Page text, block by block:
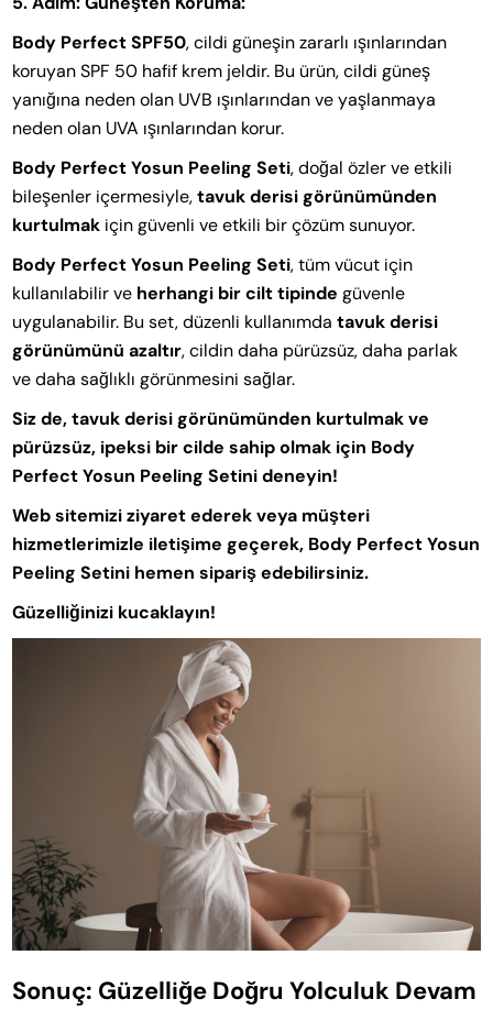
Body Perfect SPF50, cildi güneşin zararlı ışınlarından
koruyan SPF 50 hafif krem jeldir. Bu ürün, cildi güneş
yanığına neden olan UVB ışınlarından ve yaşlanmaya
neden olan UVA ışınlarından korur.
Body Perfect Yosun Peeling Seti, doğal özler ve etkili
bileşenler içermesiyle,tavuk derisi görünümünden
kurtulmak için güvenli ve etkili bir çözüm sunuyor.
Body Perfect Yosun Peeling Seti, tüm vücut için
kullanılabilir ve herhangi bir cilt tipinde güvenle
uygulanabilir. Bu set, düzenli kullanımdatavuk derisi
görünümünü azaltır, cildin daha pürüzsüz, daha parlak
ve daha sağlıklı görünmesini sağlar.
Siz de, tavuk derisi görünümünden kurtulmak ve
pürüzsüz, ipeksi bir cilde sahip olmak için Body
Perfect Yosun Peeling Setini deneyin!
Web sitemizi ziyaret ederek veya müşteri
hizmetlerimizle iletişime geçerek, Body Perfect Yosun
Peeling Setini hemen sipariş edebilirsiniz.
Güzelliğinizi kucaklayın!
Sonuç: Güzelliğe Doğru Yolculuk Devam